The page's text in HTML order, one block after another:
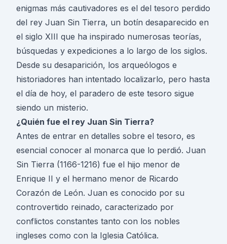
enigmas más cautivadores es el del tesoro perdido
del rey Juan Sin Tierra, un botín desaparecido en
el siglo XIII que ha inspirado numerosas teorías,
búsquedas y expediciones a lo largo de los siglos.
Desde su desaparición, los arqueólogos e
historiadores han intentado localizarlo, pero hasta
el día de hoy, el paradero de este tesoro sigue
siendo un misterio.
¿Quién fue el rey Juan Sin Tierra?
Antes de entrar en detalles sobre el tesoro, es
esencial conocer al monarca que lo perdió. Juan
Sin Tierra (1166-1216) fue el hijo menor de
Enrique II y el hermano menor de Ricardo
Corazón de León. Juan es conocido por su
controvertido reinado, caracterizado por
conflictos constantes tanto con los nobles
ingleses como con la Iglesia Católica.